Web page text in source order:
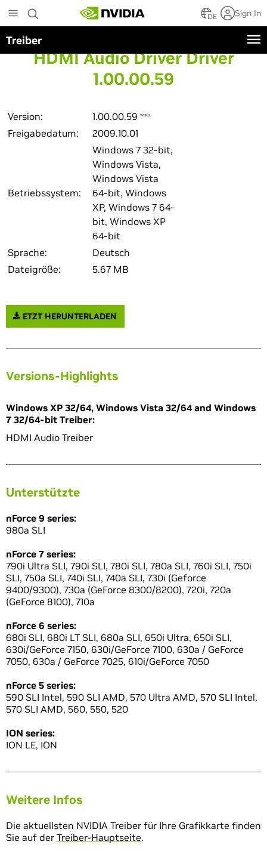
to
main
content
DE Sign In
Treiber
HDMI Audio Driver Driver
1.00.00.59
Version: 1.00.00.59 WHQL
Freigabedatum: 2009.10.01
Betriebssystem:
Windows 7 32-bit,
Windows Vista,
Windows Vista
64-bit, Windows
XP, Windows 7 64-
bit, Windows XP
64-bit
Sprache:
Deutsch
Dateigröße:
5.67 MB
ETZT HERUNTERLADEN
Versions-Highlights
Windows XP 32/64, Windows Vista 32/64 and Windows
7 32/64-bit Treiber:
HDMI Audio Treiber
Unterstützte
nForce 9 series:
980a SLI
nForce 7 series:
790i Ultra SLI, 790i SLI, 780i SLI, 780a SLI, 760i SLI, 750i
SLI, 750a SLI, 740i SLI, 740a SLI, 730i (Geforce
9400/9300), 730a (GeForce 8300/8200), 720i, 720a
(GeForce 8100), 710a
nForce 6 series:
680i SLI, 680i LT SLI, 680a SLI, 650i Ultra, 650i SLI,
630i/GeForce 7150, 630i/GeForce 7100, 630a / GeForce
7050, 630a / GeForce 7025, 610i/GeForce 7050
nForce 5 series:
590 SLI Intel, 590 SLI AMD, 570 Ultra AMD, 570 SLI Intel,
570 SLI AMD, 560, 550, 520
ION series:
ION LE, ION
Weitere Infos
Die aktuellsten NVIDIA Treiber für Ihre Grafikkarte finden
Sie auf der Treiber-Hauptseite.